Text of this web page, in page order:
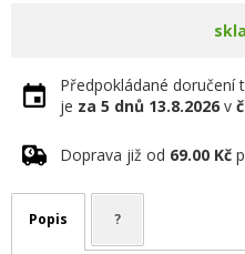
Předpokládané
je za 5 dnů 13.8.2026 v
Doprava již od 69.00 Kč
Popis ?